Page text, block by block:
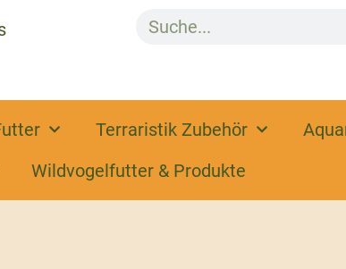
Terraristik Zubehör
Wildvogelfutter & Produkte